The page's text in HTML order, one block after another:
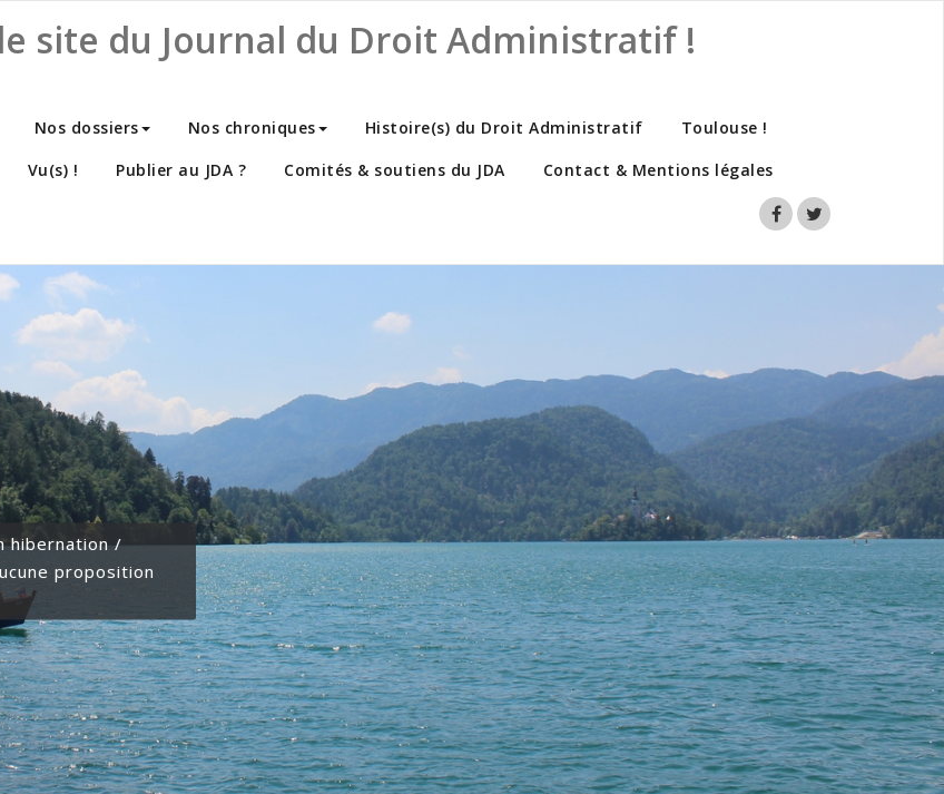
site du Journal du Droit Administratif !
Nos dossiers Nos chroniques Histoire(s) du Droit Administratif
Toulouse !
Vu(s) ! Publier au JDA ? Comités & soutiens du JDA Contact & Mentions légales
hibernation /
proposition